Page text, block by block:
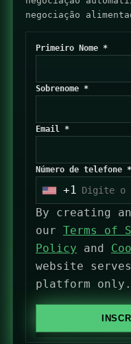
negociação
Primeiro Nome *
Sobrenome *
Email *
Número de telefone *
U
i
t
e
d
S
+1
By creating
our Terms of
Policy and
website
platform